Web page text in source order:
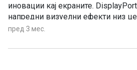
иновации кај екраните.
напредни визуелни ефекти низ
пред 3 мес.